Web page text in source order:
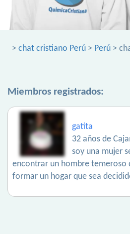
> chat cristiano Perú > Perú >
Miembros registrados:
gatita
32 años de
soy una mujer
encontrar un hombre temeroso
formar un hogar que sea